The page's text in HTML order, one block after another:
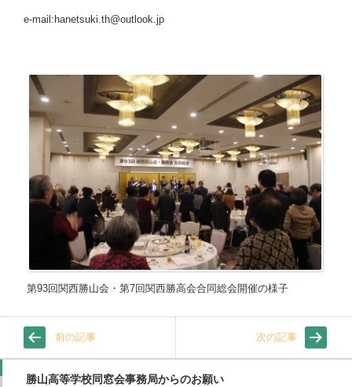
e-mail:hanetsuki.th@outlook.jp
第93回関西勝山会・第7回関西勝高会合同総会開催の様子
前の記事 次の記事
勝山高等学校同窓会事務局からのお願い